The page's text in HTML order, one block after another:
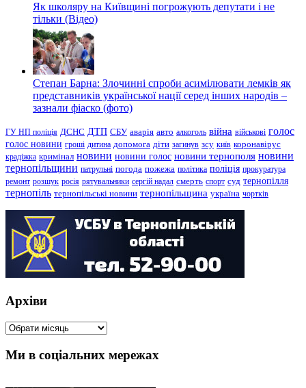
Як школяру на Київщині погрожують депутати і не
тільки (Відео)
Степан Барна: Злочинні спроби асимілювати лемків як
представників української нації серед інших народів –
зазнали фіаско (фото)
ГУ НП поліція ДСНС ДТП СБУ аварія авто алкоголь війна військові голос
голос новини гроші дитина допомога діти загинув зсу київ коронавірус
крадіжка кримінал новини новини голос новини тернополя новини
тернопільщини патрульні погода пожежа політика поліція прокуратура
ремонт розшук росія рятувальники сергій надал смерть спорт суд тернопілля
тернопіль тернопільські новини тернопільщина україна чортків
Архіви
Архіви
Ми в соціальних мережах